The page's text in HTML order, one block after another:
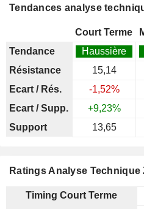
Tendances analyse
Court Terme
Tendance
Haussière
Résistance
15,14
Ecart / Rés.
-1,52%
Ecart / Supp.
+9,23%
Support
13,65
Ratings Analyse
Timing Court Terme